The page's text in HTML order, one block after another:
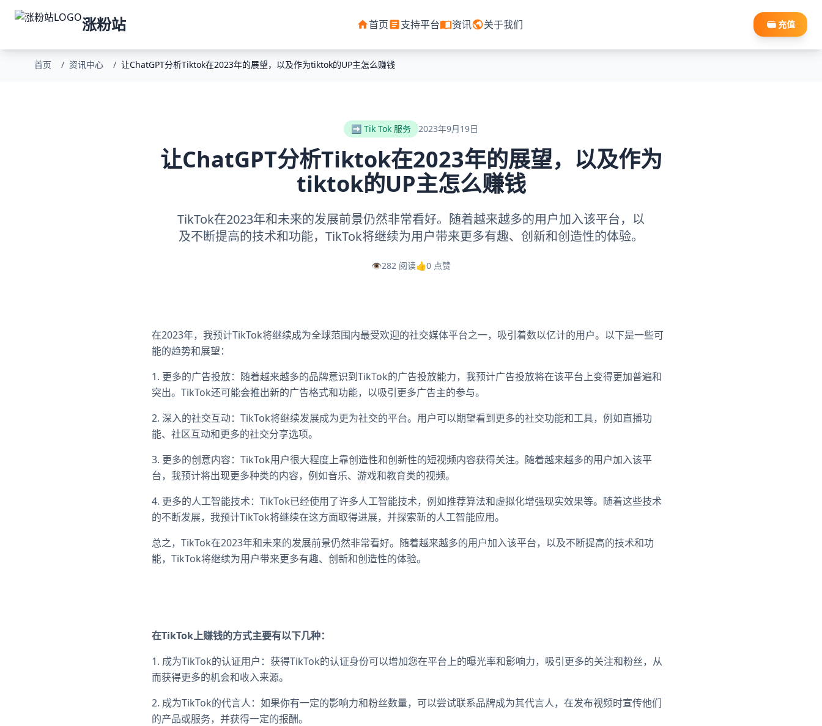
涨粉站 首页 支持平台 资讯 关于我们 充值
首页 / 资讯中心 / 让ChatGPT分析Tiktok在2023年的展望，以及作为tiktok的UP主怎么赚钱
➡️ Tik Tok 服务 2023年9月19日
让ChatGPT分析Tiktok在2023年的展望，以及作为
tiktok的UP主怎么赚钱
TikTok在2023年和未来的发展前景仍然非常看好。随着越来越多的用户加入该平台，以
及不断提高的技术和功能，TikTok将继续为用户带来更多有趣、创新和创造性的体验。
👁️282 阅读👍0 点赞
在2023年，我预计TikTok将继续成为全球范围内最受欢迎的社交媒体平台之一，吸引着数以亿计的用户。以下是一些可
能的趋势和展望：
1. 更多的广告投放：随着越来越多的品牌意识到TikTok的广告投放能力，我预计广告投放将在该平台上变得更加普遍和
突出。TikTok还可能会推出新的广告格式和功能，以吸引更多广告主的参与。
2. 深入的社交互动：TikTok将继续发展成为更为社交的平台。用户可以期望看到更多的社交功能和工具，例如直播功
能、社区互动和更多的社交分享选项。
3. 更多的创意内容：TikTok用户很大程度上靠创造性和创新性的短视频内容获得关注。随着越来越多的用户加入该平
台，我预计将出现更多种类的内容，例如音乐、游戏和教育类的视频。
4. 更多的人工智能技术：TikTok已经使用了许多人工智能技术，例如推荐算法和虚拟化增强现实效果等。随着这些技术
的不断发展，我预计TikTok将继续在这方面取得进展，并探索新的人工智能应用。
总之，TikTok在2023年和未来的发展前景仍然非常看好。随着越来越多的用户加入该平台，以及不断提高的技术和功
能，TikTok将继续为用户带来更多有趣、创新和创造性的体验。
在TikTok上赚钱的方式主要有以下几种：
1. 成为TikTok的认证用户：获得TikTok的认证身份可以增加您在平台上的曝光率和影响力，吸引更多的关注和粉丝，从
而获得更多的机会和收入来源。
2. 成为TikTok的代言人：如果你有一定的影响力和粉丝数量，可以尝试联系品牌成为其代言人，在发布视频时宣传他们
的产品或服务，并获得一定的报酬。